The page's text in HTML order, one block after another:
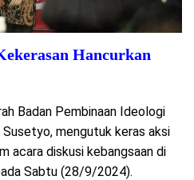
Hancurkan
Badan Pembinaan Ideologi
Susetyo, mengutuk keras aksi
acara diskusi kebangsaan di
Sabtu (28/9/2024).